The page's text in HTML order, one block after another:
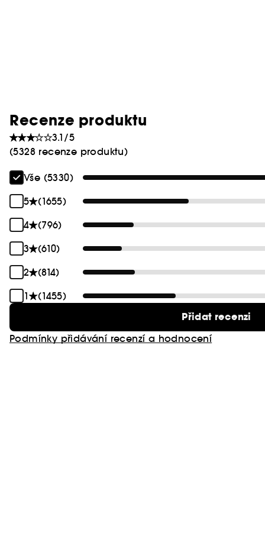
Recenze produktu
3.1/5
(5328 recenze produktu)
Vše (5330)
5
(1655)
4
(796)
3
(610)
2
(814)
1
(1455)
Přidat recenzi
Podmínky přidávání recenzí a hodnocení